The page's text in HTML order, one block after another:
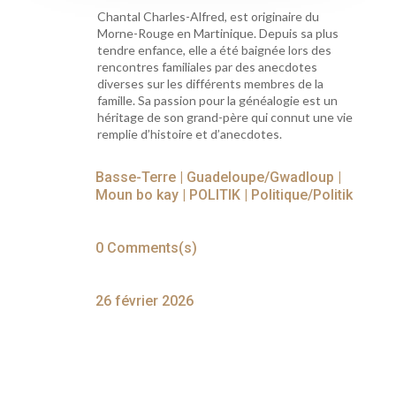
Chantal Charles-Alfred, est originaire du
Morne-Rouge en Martinique. Depuis sa plus
tendre enfance, elle a été baignée lors des
rencontres familiales par des anecdotes
diverses sur les différents membres de la
famille. Sa passion pour la généalogie est un
héritage de son grand-père qui connut une vie
remplie d’histoire et d’anecdotes.
Basse-Terre| Guadeloupe/Gwadloup
Moun bo kay| POLITIK| Politique/Politik
0 Comments(s)
26 février 2026